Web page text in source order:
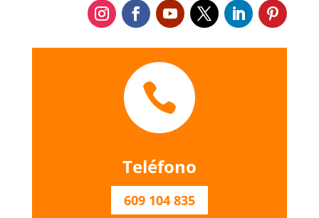

Teléfono
609 104 835